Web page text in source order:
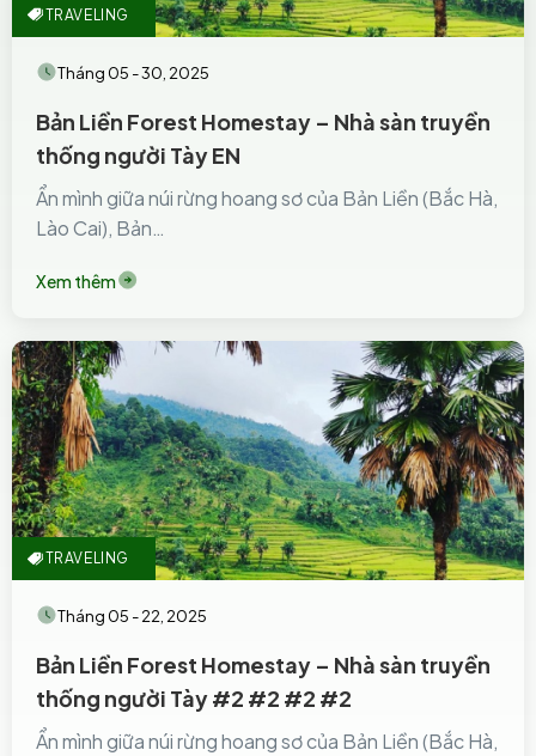
TRAVELING
Tháng 05 - 30, 2025
Bản Liền Forest Homestay – Nhà sàn truyền
thống người Tày EN
Ẩn mình giữa núi rừng hoang sơ của Bản Liền (Bắc Hà,
Lào Cai), Bản…
Xem thêm
TRAVELING
Tháng 05 - 22, 2025
Bản Liền Forest Homestay – Nhà sàn truyền
thống người Tày #2 #2 #2 #2
Ẩn mình giữa núi rừng hoang sơ của Bản Liền (Bắc Hà,